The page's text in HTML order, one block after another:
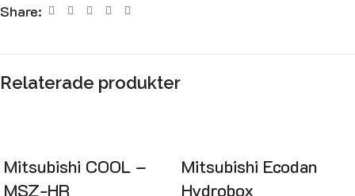
Share:
Relaterade produkter
Mitsubishi COOL –
MSZ-HR
Mitsubishi Ecodan
Hydrobox